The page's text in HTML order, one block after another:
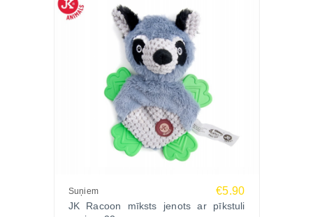
Suņiem €5.90
JK Racoon mīksts jenots ar pīkstuli